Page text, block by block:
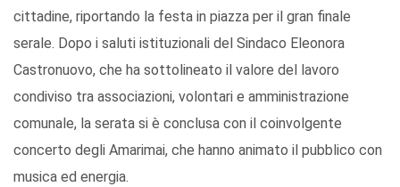
cittadine, riportando la festa in piazza per il gran finale
serale. Dopo i saluti istituzionali del Sindaco Eleonora
Castronuovo, che ha sottolineato il valore del lavoro
condiviso tra associazioni, volontari e amministrazione
comunale, la serata si è conclusa con il coinvolgente
concerto degli Amarimai, che hanno animato il pubblico con
musica ed energia.